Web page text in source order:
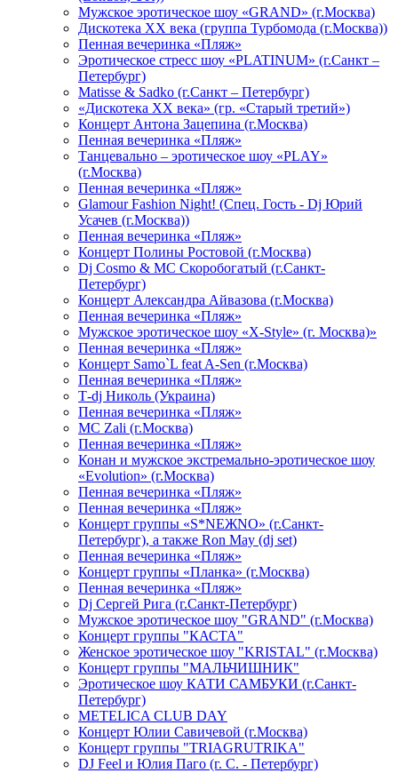
Мужское эротическое шоу «GRAND» (г.Москва)
Дискотека XX века (группа Турбомода (г.Москва))
Пенная вечеринка «Пляж»
Эротическое стресс шоу «PLATINUM» (г.Санкт –
Петербург)
Matisse & Sadko (г.Санкт – Петербург)
«Дискотека ХХ века» (гр. «Старый третий»)
Концерт Антона Зацепина (г.Москва)
Пенная вечеринка «Пляж»
Танцевально – эротическое шоу «PLAY»
(г.Москва)
Пенная вечеринка «Пляж»
Glamour Fashion Night! (Спец. Гость - Dj Юрий
Усачев (г.Москва))
Пенная вечеринка «Пляж»
Концерт Полины Ростовой (г.Москва)
Dj Cosmo & МС Скоробогатый (г.Санкт-
Петербург)
Концерт Александра Айвазова (г.Москва)
Пенная вечеринка «Пляж»
Мужское эротическое шоу «X-Style» (г. Москва)»
Пенная вечеринка «Пляж»
Концерт Samo`L feat A-Sen (г.Москва)
Пенная вечеринка «Пляж»
Т-dj Николь (Украина)
Пенная вечеринка «Пляж»
МС Zali (г.Москва)
Пенная вечеринка «Пляж»
Конан и мужское экстремально-эротическое шоу
«Evolution» (г.Москва)
Пенная вечеринка «Пляж»
Пенная вечеринка «Пляж»
Концерт группы «S*NEЖNO» (г.Санкт-
Петербург), а также Ron May (dj set)
Пенная вечеринка «Пляж»
Концерт группы «Планка» (г.Москва)
Пенная вечеринка «Пляж»
Dj Сергей Рига (г.Санкт-Петербург)
Мужское эротическое шоу "GRAND" (г.Москва)
Концерт группы "КАСТА"
Женское эротическое шоу "KRISTAL" (г.Москва)
Концерт группы "МАЛЬЧИШНИК"
Эротическое шоу КАТИ САМБУКИ (г.Санкт-
Петербург)
METELICA CLUB DAY
Концерт Юлии Савичевой (г.Москва)
Концерт группы "TRIAGRUTRIKA"
DJ Feel и Юлия Паго (г. С. - Петербург)